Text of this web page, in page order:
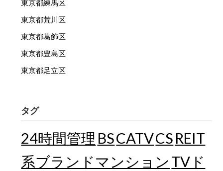
東京都練馬区
東京都荒川区
東京都葛飾区
東京都豊島区
東京都足立区
タグ
24時間管理 BSCATVCS REIT
系ブランドマンション TVド